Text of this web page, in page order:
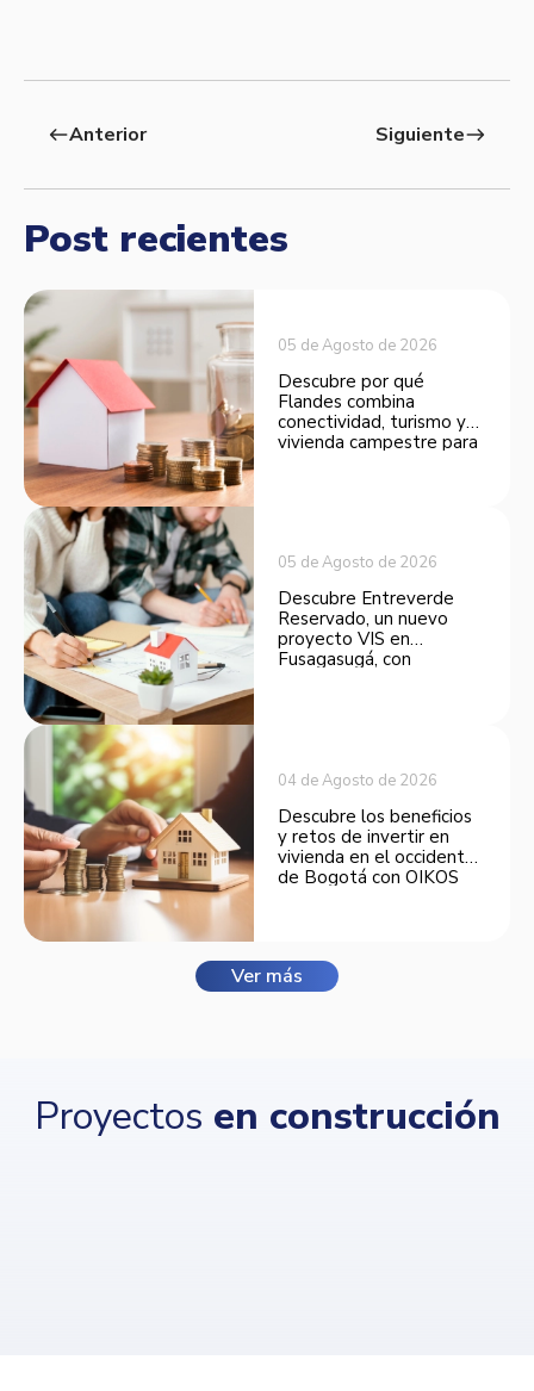
westAnterior Siguienteeast
Post recientes
05 de Agosto de 2026
Descubre por qué
Flandes combina
conectividad, turismo y
vivienda campestre para
05 de Agosto de 2026
Descubre Entreverde
Reservado, un nuevo
proyecto VIS en
Fusagasugá, con
04 de Agosto de 2026
Descubre los beneficios
y retos de invertir en
vivienda en el occidente
de Bogotá con OIKOS
Ver más
Proyectos en construcción